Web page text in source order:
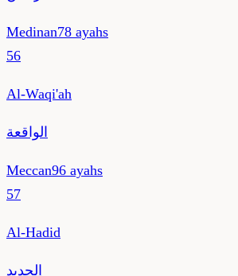
Medinan78 ayahs
56
Al-Waqi'ah
الواقعة
Meccan96 ayahs
57
Al-Hadid
الحديد